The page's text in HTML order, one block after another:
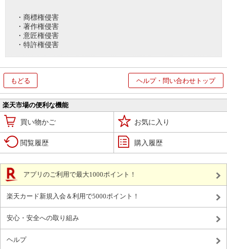
・商標権侵害
・著作権侵害
・意匠権侵害
・特許権侵害
もどる ヘルプ・問い合わせトップ
楽天市場の便利な機能
買い物かご お気に入り
閲覧履歴 購入履歴
アプリのご利用で最大1000ポイント！
楽天カード新規入会＆利用で5000ポイント！
安心・安全への取り組み
ヘルプ